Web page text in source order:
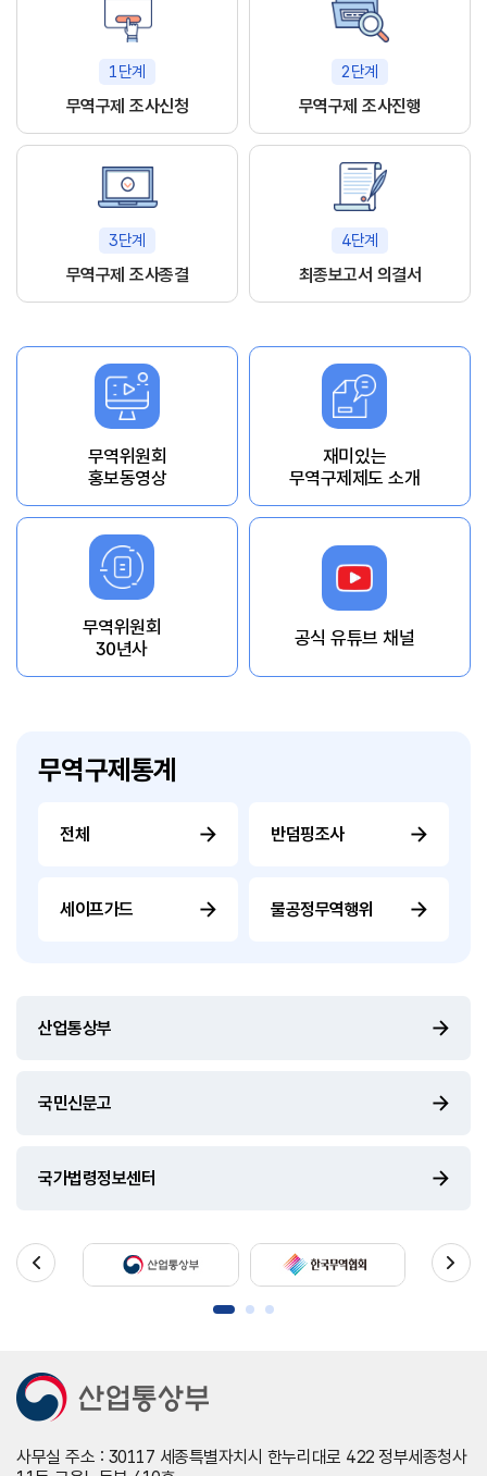
1단계
무역구제 조사신청
2단계
무역구제 조사진행
3단계
무역구제 조사종결
4단계
최종보고서 의결서
무역위원회
홍보동영상
재미있는
무역구제제도 소개
무역위원회
30년사
공식 유튜브 채널
무역구제통계
전체 반덤핑조사
세이프가드 불공정무역행위
산업통상부
국민신문고
국가법령정보센터
사무실 주소 : 30117 세종특별자치시 한누리대로 422 정부세종청사